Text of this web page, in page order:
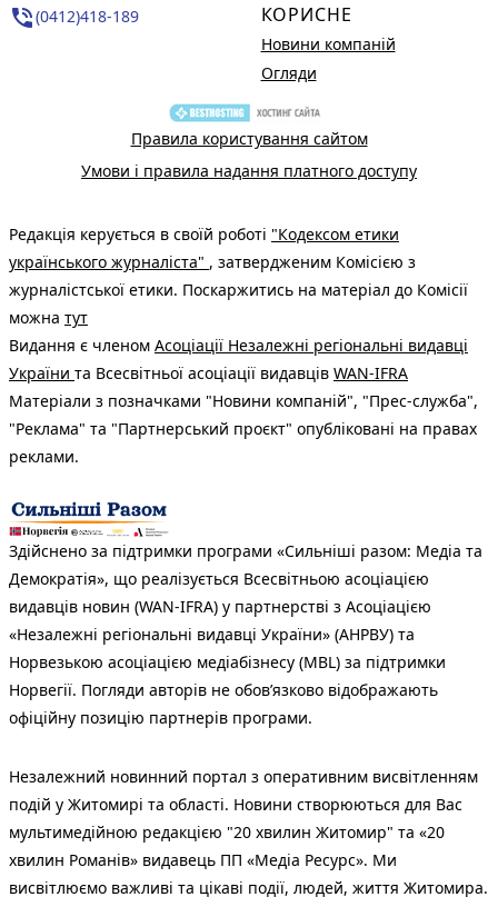
phone_in_talk(0412)418-189 КОРИСНЕ
Новини компаній
Огляди
Правила користування сайтом
Умови і правила надання платного доступу
Редакція керується в своїй роботі "Кодексом етики
українського журналіста" , затвердженим Комісією з
журналістської етики. Поскаржитись на матеріал до Комісії
можна тут
Видання є членом Асоціації Незалежні регіональні видавці
України та Всесвітньої асоціації видавців WAN-IFRA
Матеріали з позначками "Новини компаній", "Прес-служба",
"Реклама" та "Партнерський проєкт" опубліковані на правах
реклами.
Здійснено за підтримки програми «Сильніші разом: Медіа та
Демократія», що реалізується Всесвітньою асоціацією
видавців новин (WAN-IFRA) у партнерстві з Асоціацією
«Незалежні регіональні видавці України» (АНРВУ) та
Норвезькою асоціацією медіабізнесу (MBL) за підтримки
Норвегії. Погляди авторів не обов’язково відображають
офіційну позицію партнерів програми.
Незалежний новинний портал з оперативним висвітленням
подій у Житомирі та області. Новини створюються для Вас
мультимедійною редакцією "20 хвилин Житомир" та «20
хвилин Романів» видавець ПП «Медіа Ресурс». Ми
висвітлюємо важливі та цікаві події, людей, життя Житомира.